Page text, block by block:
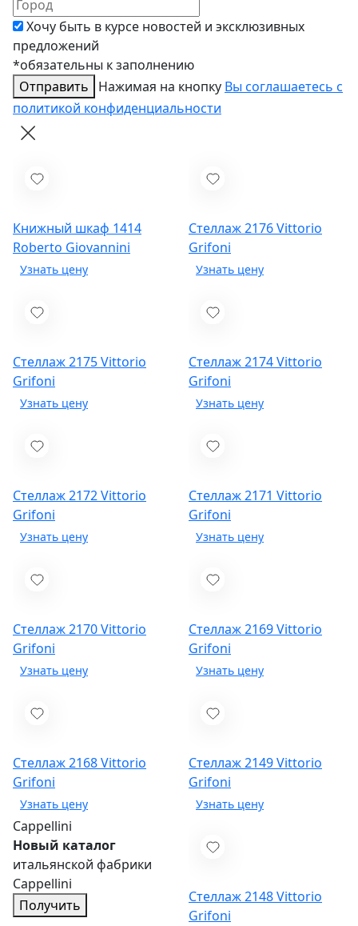
Хочу быть в курсе новостей и эксклюзивных
предложений
*обязательны к заполнению
Отправить
Нажимая на кнопку Вы соглашаетесь с
политикой конфиденциальности
Книжный шкаф 1414
Roberto Giovannini
Стеллаж 2176Vittorio
Grifoni
Стеллаж 2175Vittorio
Grifoni
Стеллаж 2174Vittorio
Grifoni
Стеллаж 2172Vittorio
Grifoni
Стеллаж 2171 Vittorio
Grifoni
Стеллаж 2170Vittorio
Grifoni
Стеллаж 2169Vittorio
Grifoni
Стеллаж 2168Vittorio
Grifoni
Стеллаж 2149Vittorio
Grifoni
Cappellini
Новый каталог
итальянской фабрики
Cappellini
Получить
Стеллаж 2148Vittorio
Grifoni